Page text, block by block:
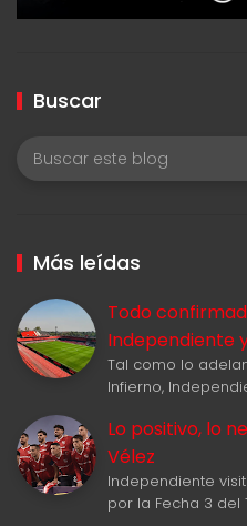
Buscar
Más leídas
Todo
Independiente
Tal como lo
Infierno,
Lo positivo, lo
Vélez
Independiente
por la Fecha 3 del